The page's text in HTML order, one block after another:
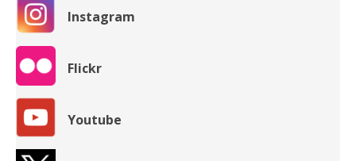
Instagram
Flickr
Youtube